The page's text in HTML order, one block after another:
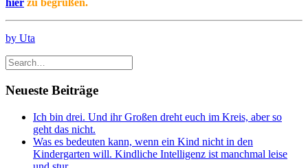
hier zu begrüßen.
by Uta
Neueste Beiträge
Ich bin drei. Und ihr Großen dreht euch im Kreis, aber so
geht das nicht.
Was es bedeuten kann, wenn ein Kind nicht in den
Kindergarten will. Kindliche Intelligenz ist manchmal leise